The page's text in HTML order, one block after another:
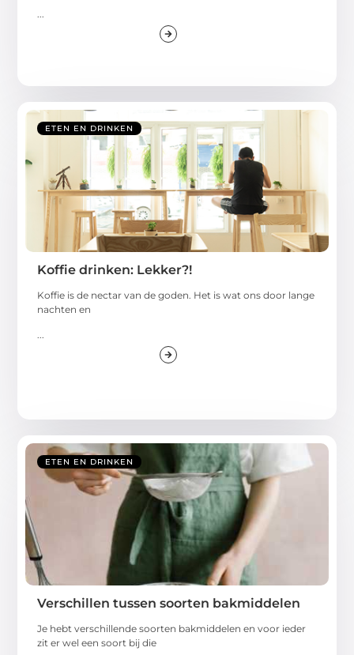
ETEN EN DRINKEN
Koffie drinken: Lekker?!
Koffie is de nectar van de goden. Het is wat ons door lange
nachten en
...
ETEN EN DRINKEN
Verschillen tussen soorten bakmiddelen
Je hebt verschillende soorten bakmiddelen en voor ieder
zit er wel een soort bij die